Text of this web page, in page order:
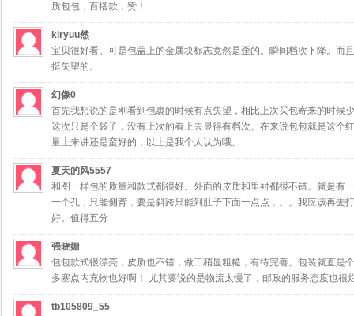
质包包，百搭款，赞！
kiryuu然
宝贝很好看。可是包盖上的金属块标志竟然是歪的。瞬间档次下降。而
挺失望的。
幻像0
首先我想说的是刚看到包裹的时候有点失望，相比上次买包寄来的时候
这次只是个袋子，没有上次的看上去显得有档次。在来说包包就是这个
量上来讲还是蛮好的，以上是我个人认为哦。
夏天的风5557
和图一样包的质量和款式都很好。外面的皮质和里衬都很不错。就是有
一个孔，只能侧背，要是斜跨只能到肚子下面一点点，。。我应该再去
好。值得五分
强晓姗
包包款式很漂亮，皮质也不错，做工稍显粗糙，有待完善。包装就直是
多塞点内充物也好啊！ 尤其要说的是物流太慢了，邮政的服务态度也很
tb105809_55